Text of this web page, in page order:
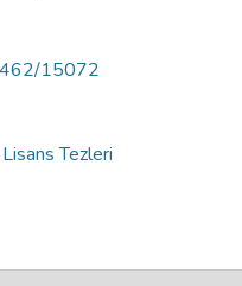
15072
Tezleri